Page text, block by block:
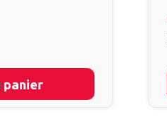
panier